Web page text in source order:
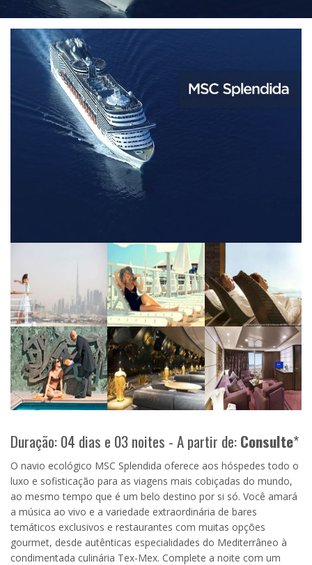
Duração: 04 dias e 03 noites - A partir de:Consulte*
O navio ecológico MSC Splendida oferece aos hóspedes todo o
luxo e sofisticação para as viagens mais cobiçadas do mundo,
ao mesmo tempo que é um belo destino por si só. Você amará
a música ao vivo e a variedade extraordinária de bares
temáticos exclusivos e restaurantes com muitas opções
gourmet, desde autênticas especialidades do Mediterrâneo à
condimentada culinária Tex-Mex. Complete a noite com um